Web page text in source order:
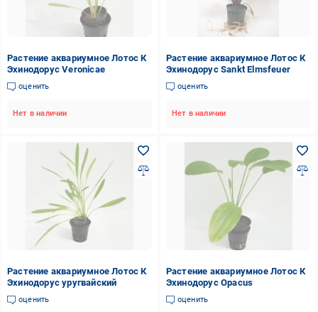
Растение аквариумное Лотос К
Эхинодорус Veronicae
оценить
Нет в наличии
Растение аквариумное Лотос К
Эхинодорус Sankt Elmsfeuer
оценить
Нет в наличии
Растение аквариумное Лотос К
Эхинодорус уругвайский
оценить
Растение аквариумное Лотос К
Эхинодорус Opacus
оценить